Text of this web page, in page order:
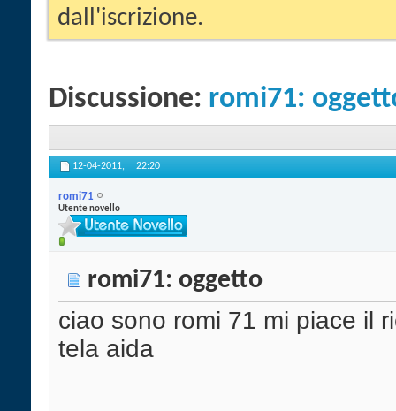
dall'iscrizione.
Discussione: romi71:
12-04-2011, 22:20
romi71
Utente novello
romi71: oggetto
ciao sono romi 71 mi piace il
tela aida